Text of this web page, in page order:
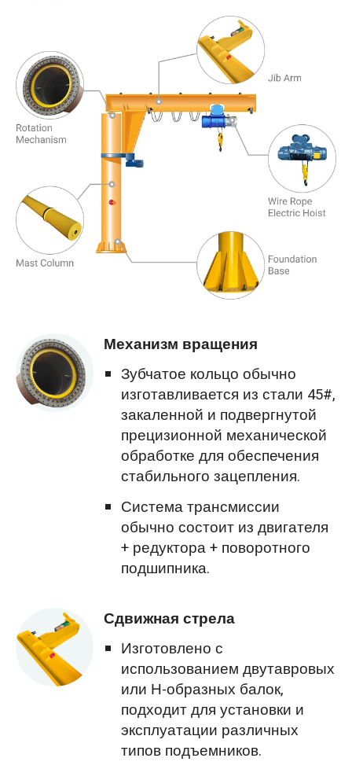
Механизм вращения
Зубчатое кольцо обычно
изготавливается из стали 45#,
закаленной и подвергнутой
прецизионной механической
обработке для обеспечения
стабильного зацепления.
Система трансмиссии
обычно состоит из двигателя
+ редуктора + поворотного
подшипника.
Сдвижная стрела
Изготовлено с
использованием двутавровых
или Н-образных балок,
подходит для установки и
эксплуатации различных
типов подъемников.